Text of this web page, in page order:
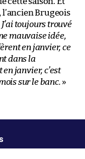
l’ancien Brugeois
J’ai toujours trouvé
mauvaise idée,
en janvier, ce
dans la
janvier, c’est
sur le banc. »